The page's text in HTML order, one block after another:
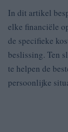
In dit artikel
elke financiële
de specifieke
beslissing. Ten
te helpen de
persoonlijke